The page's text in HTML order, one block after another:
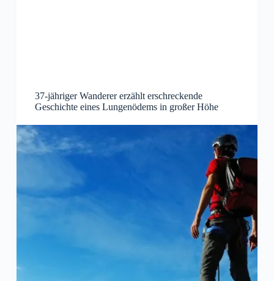
37-jähriger Wanderer erzählt erschreckende
Geschichte eines Lungenödems in großer Höhe